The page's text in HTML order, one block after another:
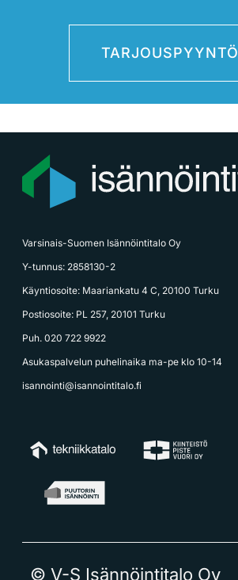
TARJOUSPYYNTÖ
Varsinais-Suomen Isännöintitalo Oy
Y-tunnus: 2858130-2
Käyntiosoite: Maariankatu 4 C, 20100 Turku
Postiosoite: PL 257, 20101 Turku
Puh. 020 722 9922
Asukaspalvelun puhelinaika ma-pe klo 10-14
isannointi@isannointitalo.fi
© V-S Isännöintitalo Oy